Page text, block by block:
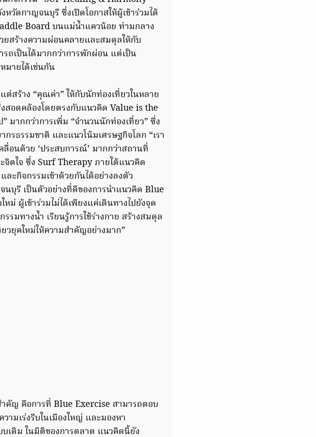
วัดกาญจนบุรี ซึ่งเปิดโอกาสให้ผู้เข้าร่วมได้
Board บนแม่น้ำแควน้อย ท่ามกลาง
สร้างความผ่อนคลายและสมดุลให้กับ
รถเป็นได้มากกว่าการพักผ่อน แต่เป็น
มายได้เช่นกัน
สร้าง “คุณค่า” ให้กับนักท่องเที่ยวในหลาย
อดคล้องโดยตรงกับแนวคิด Value is the
มากกว่าการเพิ่ม “จำนวนนักท่องเที่ยว” ซึ่ง
รธรรมชาติ และแนวโน้มเศรษฐกิจโลก “เรา
อนด้วย ‘ประสบการณ์’ มากกว่าสถานที่
ตใจ ซึ่ง Surf Therapy ภายใต้แนวคิด
ะกิจกรรมเข้าด้วยกันได้อย่างลงตัว
บุรี เป็นตัวอย่างที่ดีของการนำแนวคิด Blue
ม่ ผู้เข้าร่วมไม่ได้เพียงแค่เดินทางไปยังจุด
มทางน้ำ เรียนรู้การใช้ร่างกาย สร้างสมดุล
วยุคใหม่ให้ความสำคัญอย่างมาก”
คัญ คือการที่ Blue Exercise สามารถตอบ
ามเร่งรีบในเมืองใหญ่ และมองหา
เดิม ในมิติของการตลาด แนวคิดนี้ยัง